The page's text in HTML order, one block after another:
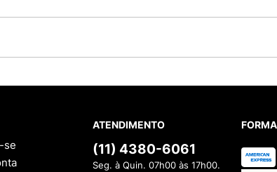
se
ATENDIMENTO
(11) 4380-6061
Seg. à Quin. 07h00 às 17h00.